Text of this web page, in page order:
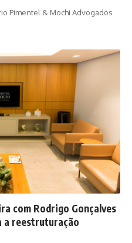
Pimentel & Mochi Advogados
com Rodrigo Gonçalves
a reestruturação